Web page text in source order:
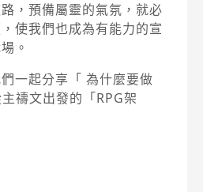
，預備屬靈的氣氛，就必
使我們也成為有能力的宣
。
一起分享「 為什麼要做
禱文出發的「RPG架